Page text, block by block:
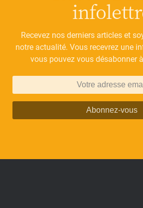
Recevez nos derniers articles et
notre actualité. Vous recevrez une
vous pouvez vous désabonner
Abonnez-vous